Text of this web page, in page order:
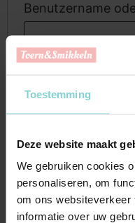
Toestemming
Deze website maakt
We gebruiken cookies
personaliseren, om
om ons websiteverkeer
informatie over uw
Benutzername
Passwort